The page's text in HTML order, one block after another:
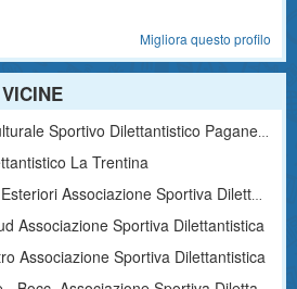
Migliora questo profilo
Sportivo Dilettantistico Paganella
La Trentina
Associazione Sportiva Dilettantistica
Associazione Sportiva Dilettantistica
Associazione Sportiva Dilettantistica